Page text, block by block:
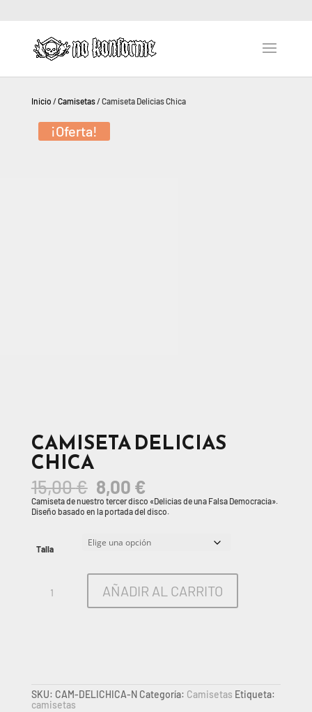
Inicio /Camisetas/ Camiseta Delicias Chica
¡Oferta!
CAMISETA DELICIAS
CHICA
15,00€ El
precio
original
era:
8,00 €El
precio
actual
es:
Camiseta de nuestro tercer disco «Delicias de una Falsa Democracia».
Diseño basado en la portada del disco.
Talla
Delicias
AÑADIR AL CARRITO
SKU: CAM-DELICHICA-N Categoría: Camisetas Etiqueta:
camisetas